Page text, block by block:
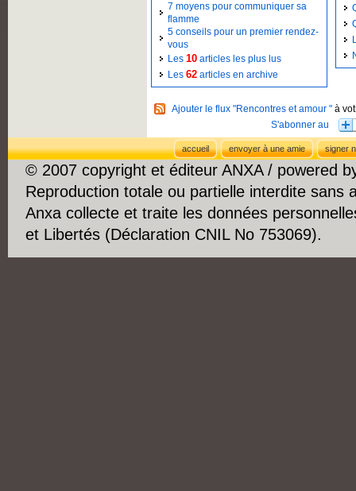
7 moyens pour communiquer sa
flamme
5 conseils pour un premier rendez-
vous
Les 10 articles les plus lus
Les 62 articles en archive
Ajouter le flux "Rencontres et amour " à
accueil envoyer à une amie signer
© 2007 copyright et éditeur ANXA / powered
Reproduction totale ou partielle interdite sans
Anxa collecte et traite les données
et Libertés (Déclaration CNIL No 753069).